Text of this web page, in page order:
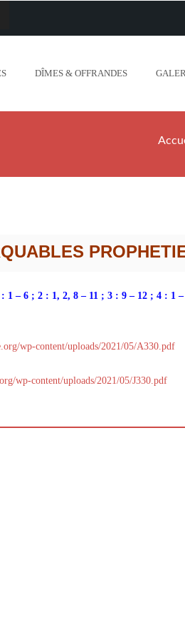
DÎMES & OFFRANDES
: 1 – 6 ; 2 : 1, 2, 8 – 11 ; 3 : 9 – 12 ; 4 : 1
wp-content/uploads/2021/05/A330.pdf
wp-content/uploads/2021/05/J330.pdf